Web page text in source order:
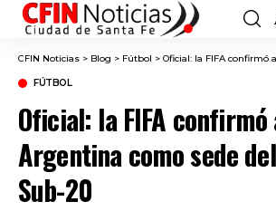
CFIN Noticias > Blog > Fútbol > Oficial: la FIFA confirmó a
FÚTBOL
Oficial: la FIFA confirmó
Argentina como sede
Sub-20